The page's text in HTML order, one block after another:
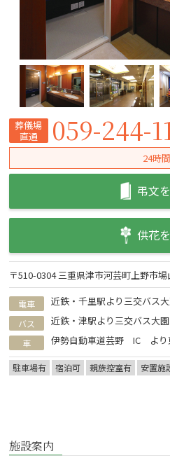
葬儀場
直通
059-244-
24時間
弔文
供花
〒510-0304 三重県津市河芸町上野市場
電車 近鉄・千里駅より三交バス
バス 近鉄・津駅より三交バス大
車 伊勢自動車道芸野 IC より
駐車場有 宿泊可 親族控室有 安置施
施設案内